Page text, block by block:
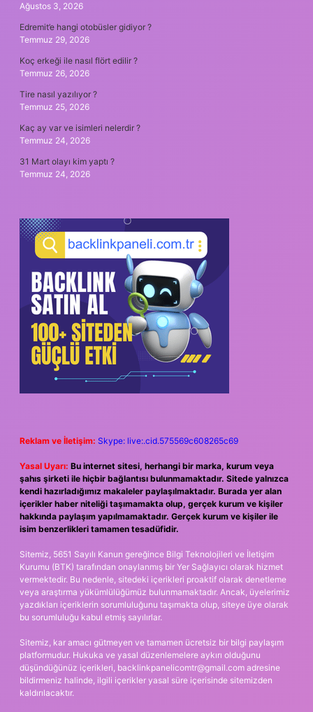
Ağustos 3, 2026
Edremit’e hangi otobüsler gidiyor ?
Temmuz 29, 2026
Koç erkeği ile nasıl flört edilir ?
Temmuz 26, 2026
Tire nasıl yazılıyor ?
Temmuz 25, 2026
Kaç ay var ve isimleri nelerdir ?
Temmuz 24, 2026
31 Mart olayı kim yaptı ?
Temmuz 24, 2026
Reklam ve İletişim: Skype: live:.cid.575569c608265c69
Yasal Uyarı: Bu internet sitesi, herhangi bir marka, kurum veya
şahıs şirketi ile hiçbir bağlantısı bulunmamaktadır. Sitede yalnızca
kendi hazırladığımız makaleler paylaşılmaktadır. Burada yer alan
içerikler haber niteliği taşımamakta olup, gerçek kurum ve kişiler
hakkında paylaşım yapılmamaktadır. Gerçek kurum ve kişiler ile
isim benzerlikleri tamamen tesadüfidir.
Sitemiz, 5651 Sayılı Kanun gereğince Bilgi Teknolojileri ve İletişim
Kurumu (BTK) tarafından onaylanmış bir Yer Sağlayıcı olarak hizmet
vermektedir. Bu nedenle, sitedeki içerikleri proaktif olarak denetleme
veya araştırma yükümlülüğümüz bulunmamaktadır. Ancak, üyelerimiz
yazdıkları içeriklerin sorumluluğunu taşımakta olup, siteye üye olarak
bu sorumluluğu kabul etmiş sayılırlar.
Sitemiz, kar amacı gütmeyen ve tamamen ücretsiz bir bilgi paylaşım
platformudur. Hukuka ve yasal düzenlemelere aykırı olduğunu
düşündüğünüz içerikleri, backlinkpanelicomtr@gmail.com adresine
bildirmeniz halinde, ilgili içerikler yasal süre içerisinde sitemizden
kaldırılacaktır.